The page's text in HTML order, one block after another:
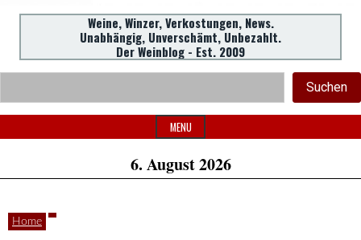
WeinSpion
|
Das
Weine,
Winzer,
Verkostungen.
Header
Widget
Area
Weine, Winzer, Verkostungen, News.
Unabhängig, Unverschämt, Unbezahlt.
Der Weinblog - Est. 2009
Suchen
MENU
6. August 2026
Home